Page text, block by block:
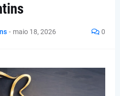
- maio 18, 2026 0